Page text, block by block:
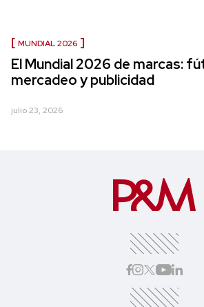
MUNDIAL 2026
El Mundial 2026 de marcas:
mercadeo y publicidad
julio 23, 2026